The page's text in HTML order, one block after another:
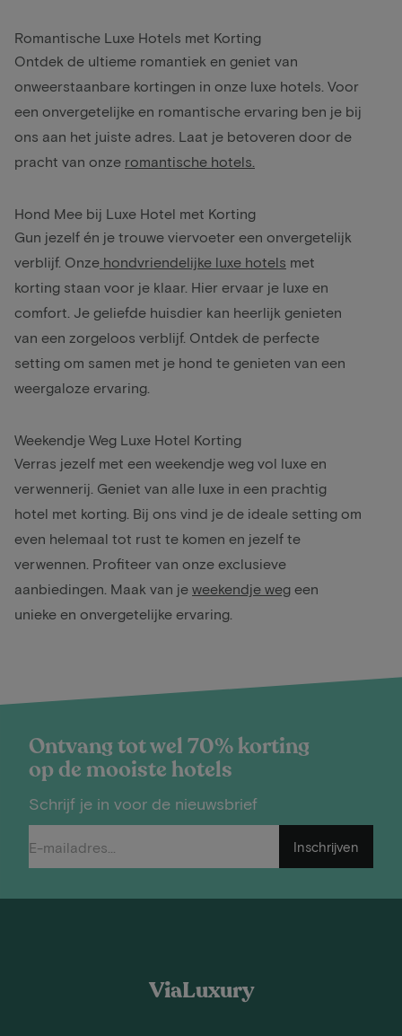
Romantische Luxe Hotels met Korting
Ontdek de ultieme romantiek en geniet van
onweerstaanbare kortingen in onze luxe hotels. Voor
een onvergetelijke en romantische ervaring ben je bij
ons aan het juiste adres. Laat je betoveren door de
pracht van onze romantische hotels.
Hond Mee bij Luxe Hotel met Korting
Gun jezelf én je trouwe viervoeter een onvergetelijk
verblijf. Onze hondvriendelijke luxe hotels met
korting staan voor je klaar. Hier ervaar je luxe en
comfort. Je geliefde huisdier kan heerlijk genieten
van een zorgeloos verblijf. Ontdek de perfecte
setting om samen met je hond te genieten van een
weergaloze ervaring.
Weekendje Weg Luxe Hotel Korting
Verras jezelf met een weekendje weg vol luxe en
verwennerij. Geniet van alle luxe in een prachtig
hotel met korting. Bij ons vind je de ideale setting om
even helemaal tot rust te komen en jezelf te
verwennen. Profiteer van onze exclusieve
aanbiedingen. Maak van je weekendje weg een
unieke en onvergetelijke ervaring.
Ontvang tot wel 70% korting
op de mooiste hotels
Schrijf je in voor de nieuwsbrief
Inschrijven
ViaLuxury